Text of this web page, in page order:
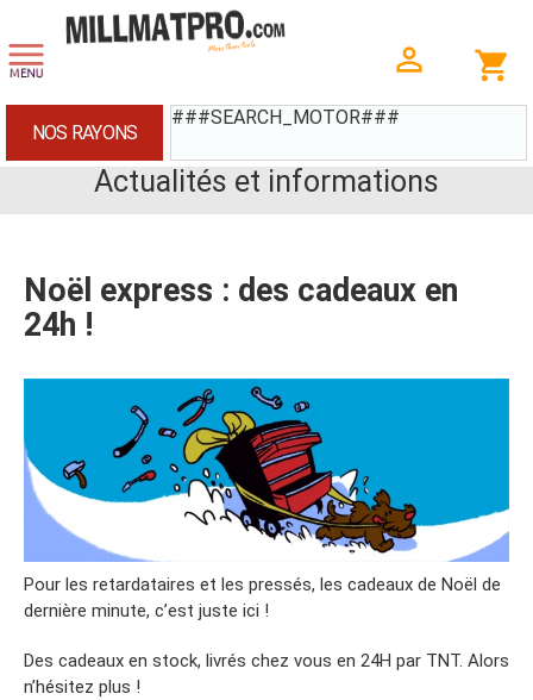
###SEARCH_MOTOR###
NOS RAYONS
Actualités et informations
Noël express : des cadeaux en
24h !
Pour les retardataires et les pressés, les cadeaux de Noël de
dernière minute, c’est juste ici !
Des cadeaux en stock, livrés chez vous en 24H par TNT. Alors
n’hésitez plus !